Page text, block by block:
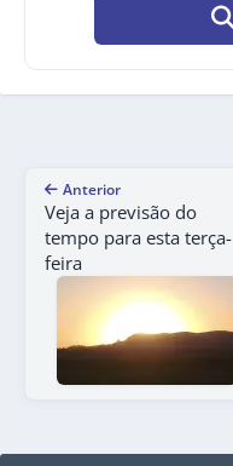
Anterior
Veja a previsão do
tempo para esta terça-
feira